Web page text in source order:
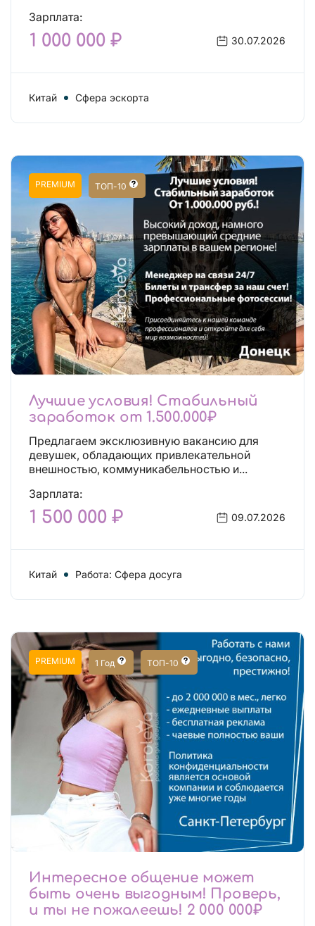
Зарплата:
1 000 000 ₽ 30.07.2026
Китай Сфера эскорта
PREMIUM ТОП-10
Лучшие условия! Стабильный
заработок от 1.500.000₽
Предлагаем эксклюзивную вакансию для
девушек, обладающих привлекательной
внешностью, коммуникабельностью и...
Зарплата:
1 500 000 ₽ 09.07.2026
Китай Работа: Сфера досуга
PREMIUM 1 Год ТОП-10
Интересное общение может
быть очень выгодным! Проверь,
и ты не пожалеешь! 2 000 000₽